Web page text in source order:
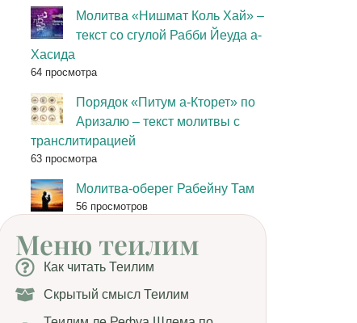
Молитва «Нишмат Коль Хай» –
текст со сгулой Рабби Йеуда а-
Хасида
64 просмотра
Порядок «Питум а-Кторет» по
Аризалю – текст молитвы с
транслитирацией
63 просмотра
Молитва-оберег Рабейну Там
56 просмотров
Меню теилим
Как читать Теилим
Скрытый смысл Теилим